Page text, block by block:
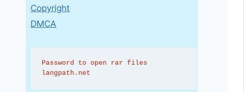
Copyright
DMCA
Password to open rar files
langpath.net